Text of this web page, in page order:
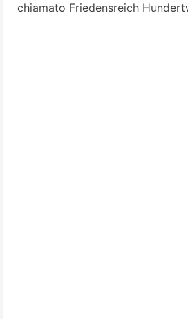
chiamato Friedensreich